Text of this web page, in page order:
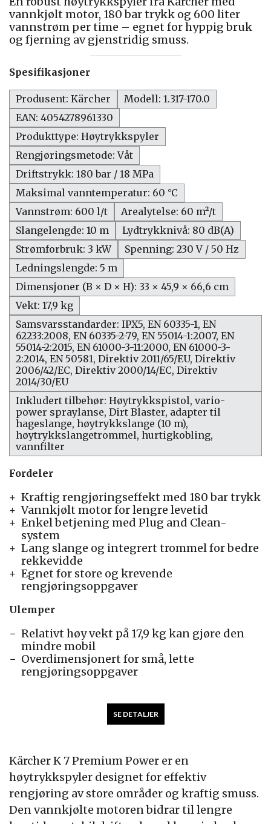
vannkjølt motor, 180 bar trykk og 600 liter
vannstrøm per time – egnet for hyppig bruk
og fjerning av gjenstridig smuss.
Kärcher K 7 Premium Power er en
høytrykkspyler designet for effektiv
rengjøring av store områder og kraftig smuss.
Den vannkjølte motoren bidrar til lengre
Fordeler
Kraftig rengjøringseffekt med 180 bar trykk
Vannkjølt motor for lengre levetid
Enkel betjening med Plug and Clean-
system
Lang slange og integrert trommel for bedre
rekkevidde
Egnet for store og krevende
rengjøringsoppgaver
Ulemper
Relativt høy vekt på 17,9 kg kan gjøre den
mindre mobil
Overdimensjonert for små, lette
rengjøringsoppgaver
Spesifikasjoner
Produsent: Kärcher
Modell: 1.317-170.0
EAN: 4054278961330
Produkttype: Høytrykkspyler
Rengjøringsmetode: Våt
Driftstrykk: 180 bar / 18 MPa
Maksimal vanntemperatur: 60 °C
Vannstrøm: 600 l/t
Arealytelse: 60 m²/t
Slangelengde: 10 m
Lydtrykknivå: 80 dB(A)
Strømforbruk: 3 kW
Spenning: 230 V / 50 Hz
Ledningslengde: 5 m
Dimensjoner (B × D × H): 33 × 45,9 × 66,6 cm
Vekt: 17,9 kg
Samsvarsstandarder: IPX5, EN 60335-1, EN
62233:2008, EN 60335-2-79, EN 55014-1:2007, EN
55014-2:2015, EN 61000-3-11:2000, EN 61000-3-
2:2014, EN 50581, Direktiv 2011/65/EU, Direktiv
2006/42/EC, Direktiv 2000/14/EC, Direktiv
2014/30/EU
Inkludert tilbehør: Høytrykkspistol, vario-
power spraylanse, Dirt Blaster, adapter til
hageslange, høytrykkslange (10 m),
høytrykkslangetrommel, hurtigkobling,
vannfilter
SE DETALJER